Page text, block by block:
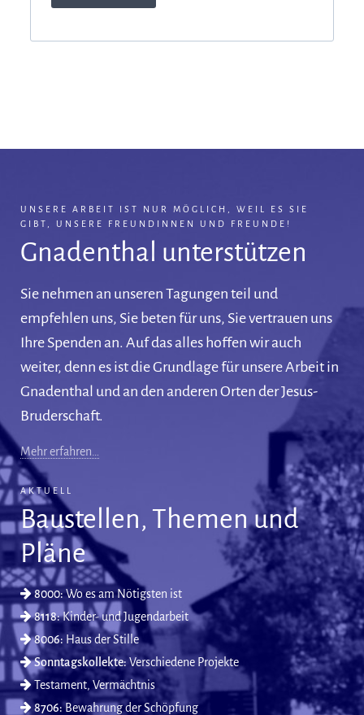
UNSERE ARBEIT IST NUR MÖGLICH, WEIL ES SIE
GIBT, UNSERE FREUNDINNEN UND FREUNDE!
Gnadenthal unterstützen
Sie nehmen an unseren Tagungen teil und
empfehlen uns, Sie beten für uns, Sie vertrauen uns
Ihre Spenden an. Auf das alles hoffen wir auch
weiter, denn es ist die Grundlage für unsere Arbeit in
Gnadenthal und an den anderen Orten der Jesus-
Bruderschaft.
Mehr erfahren…
AKTUELL
Baustellen, Themen und
Pläne
8000:Wo es am Nötigsten ist
8118:Kinder- und Jugendarbeit
8006: Haus der Stille
Sonntagskollekte: Verschiedene Projekte
Testament, Vermächtnis
8706:Bewahrung der Schöpfung